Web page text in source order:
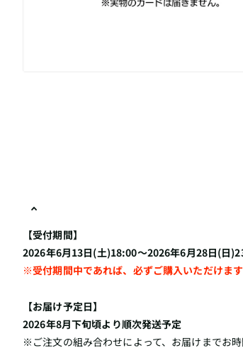
【受付期間】
2026年6月13日(土)18:00～2026年6月28日(日
※受付期間中であれば、必ずご購入いただけます
【お届け予定日】
2026年8月下旬頃より順次発送予定
※ご注文の組み合わせによって、お届けまでお時